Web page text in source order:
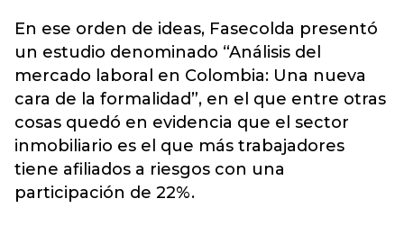
En ese orden de ideas, Fasecolda presentó
un estudio denominado “Análisis del
mercado laboral en Colombia: Una nueva
cara de la formalidad”, en el que entre otras
cosas quedó en evidencia que el sector
inmobiliario es el que más trabajadores
tiene afiliados a riesgos con una
participación de 22%.